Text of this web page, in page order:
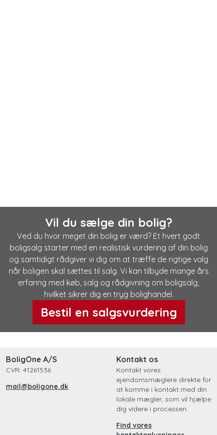
Vil du sælge din bolig?
Ved du hvor meget din bolig er værd? Et hvert godt
boligsalg starter med en realistisk vurdering af din bolig
og samtidigt rådgiver vi dig om at træffe de rigtige valg
når boligen skal sættes til salg. Vi kan tilbyde mange års
erfaring med køb, salg og rådgivning om boligsalg,
hvilket sikrer dig en tryg bolighandel.
Bestil en salgsvurdering
BoligOne A/S
CVR: 41261536
mail@boligone.dk
Kontakt os
Kontakt vores
ejendomsmæglere direkte for
at komme i kontakt med din
lokale mægler, som vil hjælpe
dig videre i processen.
Find vores